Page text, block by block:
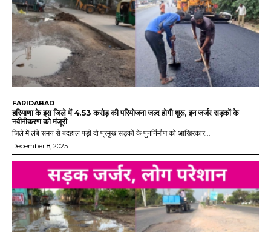
FARIDABAD
हरियाणा के इस जिले में 4.53 करोड़ की परियोजना जल्द होगी शुरू, इन जर्जर सड़कों के
नवीनीकरण को मंजूरी
जिले में लंबे समय से बदहाल पड़ी दो प्रमुख सड़कों के पुनर्निर्माण को आखिरकार...
December 8, 2025